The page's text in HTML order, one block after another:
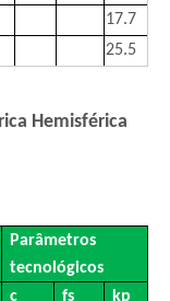
17.7
25.5
Hemisférica
Parâmetros
tecnológicos
c fs kp